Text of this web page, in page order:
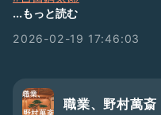
#おっさんずラブ
#瑠東東一郎
...もっと読む
2026-02-19 17:46:03
職業、野村萬斎